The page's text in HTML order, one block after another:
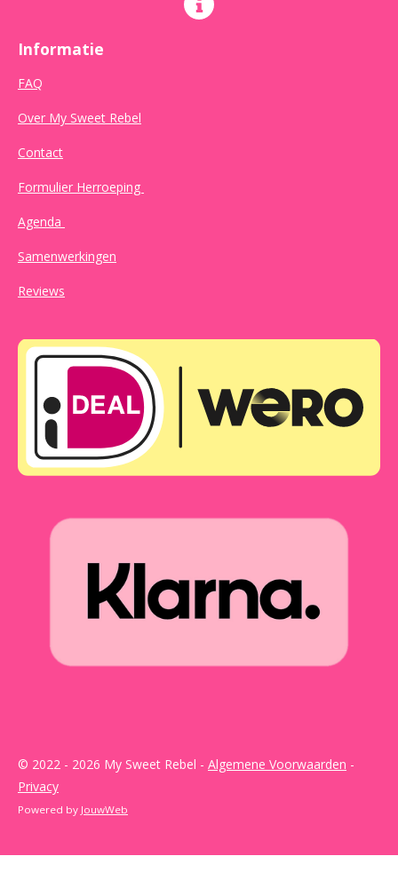
Informatie
FAQ
Over My Sweet Rebel
Contact
Formulier Herroeping
Agenda
Samenwerkingen
Reviews
© 2022 - 2026 My Sweet Rebel - Algemene Voorwaarden -
Privacy
Powered by JouwWeb